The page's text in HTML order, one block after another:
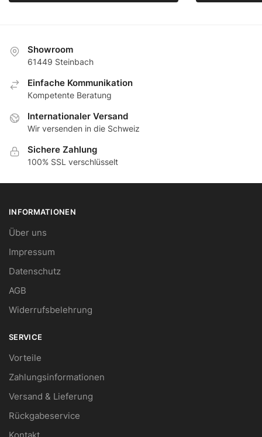
Showroom
61449 Steinbach
Еinfache Kommunikation
Кompetente Beratung
Internationaler Versand
Wir versenden in die Schweiz
Sichere Zahlung
100% SSL verschlüsselt
INFORMATIONEN
Über uns
Impressum
Datenschutz
AGB
Widerrufsbelehrung
SERVICE
Vorteile
Zahlungsinformationen
Versand & Lieferung
Rückgabeservice